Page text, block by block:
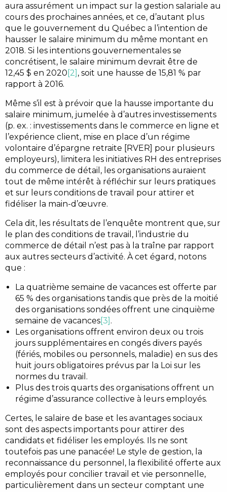
aura assurément un impact sur la gestion salariale au
cours des prochaines années, et ce, d’autant plus
que le gouvernement du Québec a l’intention de
hausser le salaire minimum du même montant en
2018. Si les intentions gouvernementales se
concrétisent, le salaire minimum devrait être de
12,45 $ en 2020 [2] , soit une hausse de 15,81 % par
rapport à 2016.
Même s’il est à prévoir que la hausse importante du
salaire minimum, jumelée à d’autres investissements
(p. ex. : investissements dans le commerce en ligne et
l’expérience client, mise en place d’un régime
volontaire d’épargne retraite [RVER] pour plusieurs
employeurs), limitera les initiatives RH des entreprises
du commerce de détail, les organisations auraient
tout de même intérêt à réfléchir sur leurs pratiques
et sur leurs conditions de travail pour attirer et
fidéliser la main-d’œuvre.
Cela dit, les résultats de l’enquête montrent que, sur
le plan des conditions de travail, l’industrie du
commerce de détail n’est pas à la traîne par rapport
aux autres secteurs d’activité. À cet égard, notons
que :
La quatrième semaine de vacances est offerte par
65 % des organisations tandis que près de la moitié
des organisations sondées offrent une cinquième
semaine de vacances[3] .
Les organisations offrent environ deux ou trois
jours supplémentaires en congés divers payés
(fériés, mobiles ou personnels, maladie) en sus des
huit jours obligatoires prévus par la Loi sur les
normes du travail.
Plus des trois quarts des organisations offrent un
régime d’assurance collective à leurs employés.
Certes, le salaire de base et les avantages sociaux
sont des aspects importants pour attirer des
candidats et fidéliser les employés. Ils ne sont
toutefois pas une panacée! Le style de gestion, la
reconnaissance du personnel, la flexibilité offerte aux
employés pour concilier travail et vie personnelle,
particulièrement dans un secteur comptant une